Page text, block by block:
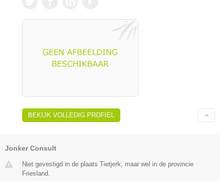
BEKIJK VOLLEDIG PROFIEL
Jonker Consult
Niet gevestigd in de plaats Tietjerk, maar wel in de provincie
Friesland.